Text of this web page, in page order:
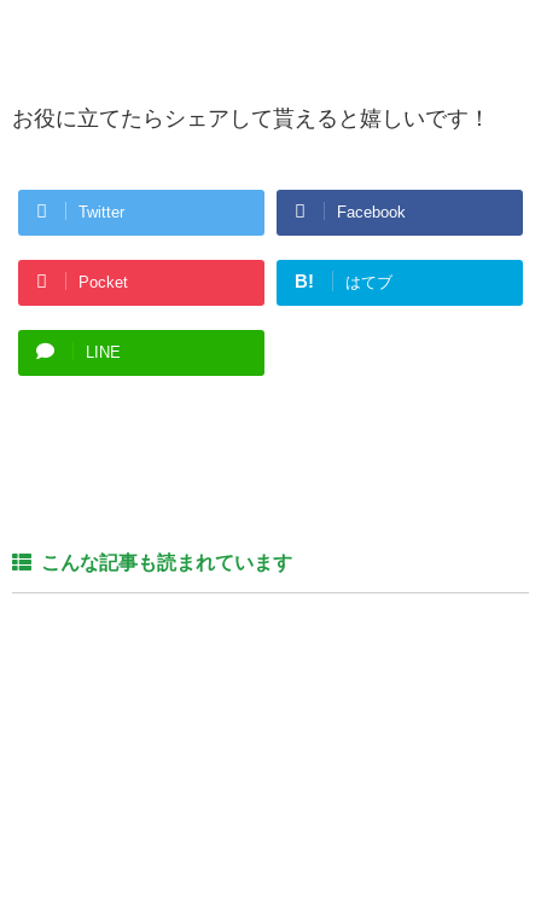
お役に立てたらシェアして貰えると嬉しいです！
Twitter Facebook
Pocket B! はてブ
LINE
こんな記事も読まれています